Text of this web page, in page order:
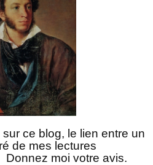
sur ce blog, le lien entre un
de mes lectures
Donnez moi votre avis.